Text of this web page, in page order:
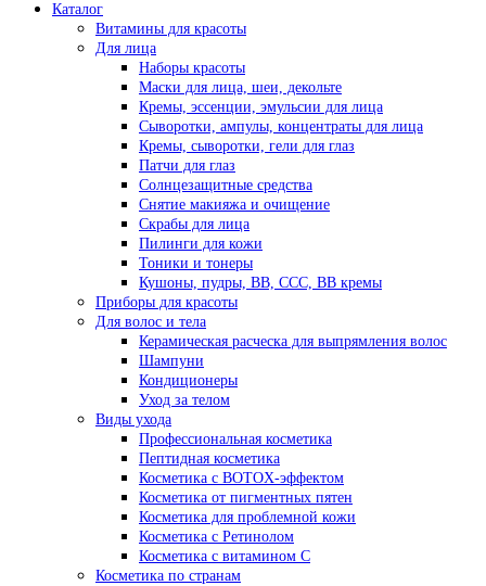
Каталог
Витамины для красоты
Для лица
Наборы красоты
Маски для лица, шеи, декольте
Кремы, эссенции, эмульсии для лица
Сыворотки, ампулы, концентраты для лица
Кремы, сыворотки, гели для глаз
Патчи для глаз
Солнцезащитные средства
Снятие макияжа и очищение
Скрабы для лица
Пилинги для кожи
Тоники и тонеры
Кушоны, пудры, ВВ, ССС, ВВ кремы
Приборы для красоты
Для волос и тела
Керамическая расческа для выпрямления волос
Шампуни
Кондиционеры
Уход за телом
Виды ухода
Профессиональная косметика
Пептидная косметика
Косметика с BOTOX-эффектом
Косметика от пигментных пятен
Косметика для проблемной кожи
Косметика с Ретинолом
Косметика с витамином С
Косметика по странам